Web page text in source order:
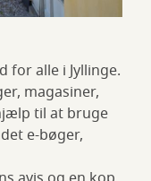
for alle i Jyllinge.
magasiner,
til at bruge
e-bøger,